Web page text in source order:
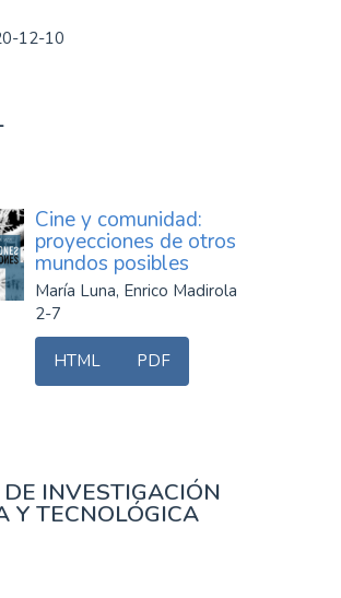
12-10
Cine y comunidad:
proyecciones de otros
mundos posibles
María Luna, Enrico Madirola
2-7
HTML PDF
INVESTIGACIÓN
Y TECNOLÓGICA